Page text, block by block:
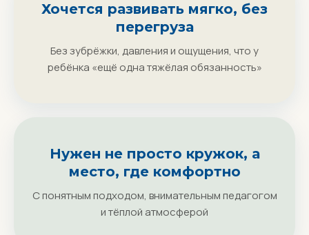
Хочется развивать мягко, без
перегруза
Без зубрёжки, давления и ощущения, что у
ребёнка «ещё одна тяжёлая обязанность»
Нужен не просто кружок, а
место, где комфортно
С понятным подходом, внимательным педагогом
и тёплой атмосферой